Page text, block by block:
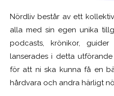
Nördliv består av ett
alla med sin egen unika
podcasts, krönikor,
lanserades i detta
för att ni ska kunna få en
hårdvara och andra härligt